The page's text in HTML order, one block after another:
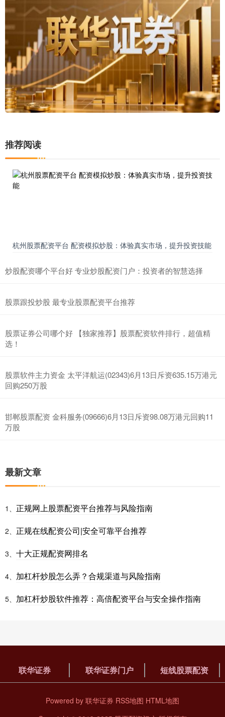
推荐阅读
杭州股票配资平台 配资模拟炒股：体验真实市场，提升投资技能
炒股配资哪个平台好 专业炒股配资门户：投资者的智慧选择
股票跟投炒股 最专业股票配资平台推荐
股票证券公司哪个好 【独家推荐】股票配资软件排行，超值精
选！
股票软件主力资金 太平洋航运(02343)6月13日斥资635.15万港元
回购250万股
邯郸股票配资 金科服务(09666)6月13日斥资98.08万港元回购11
万股
最新文章
1、 正规网上股票配资平台推荐与风险指南
2、 正规在线配资公司|安全可靠平台推荐
3、 十大正规配资网排名
4、 加杠杆炒股怎么弄？合规渠道与风险指南
5、 加杠杆炒股软件推荐：高倍配资平台与安全操作指南
联华证券 联华证券门户 短线股票配资
Powered by 联华证券 RSS地图 HTML地图